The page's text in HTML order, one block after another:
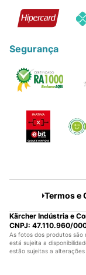
Segurança
Termos e
Kärcher Indústria e
CNPJ: 47.110.960/
As fotos dos produtos são
está sujeita a
estão sujeitas a